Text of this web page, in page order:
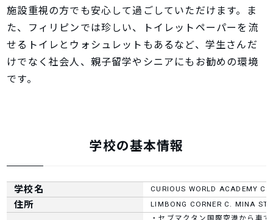
施設重視の方でも安心して過ごしていただけます。ま
た、フィリピンでは珍しい、トイレットペーパーを流
せるトイレとウォシュレットもあるなど、学生さんだ
けでなく社会人、親子留学やシニアにもお勧めの環境
です。
学校の基本情報
学校名 CURIOUS WORLD ACADEMY
住所
LIMBONG CORNER C. MINA
・セブマクタン国際空港から車